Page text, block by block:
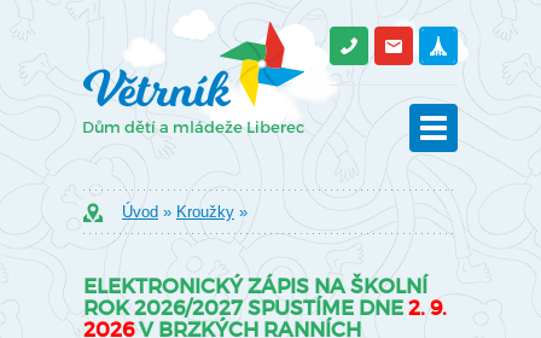
Úvod » Kroužky »
ELEKTRONICKÝ ZÁPIS NA ŠKOLNÍ
ROK 2026/2027 SPUSTÍME DNE2. 9.
2026V BRZKÝCH RANNÍCH